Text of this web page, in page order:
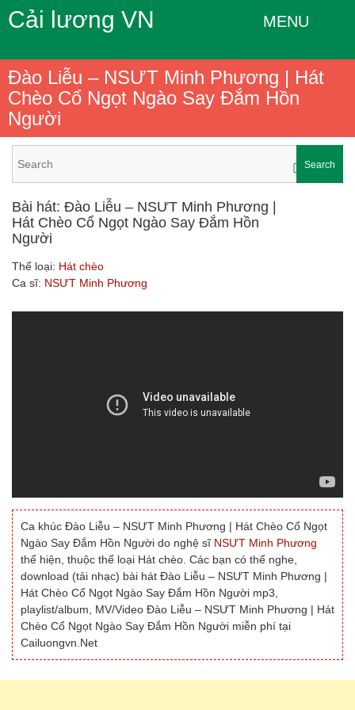
Cải lương VN MENU
Đào Liễu – NSƯT Minh Phương | Hát
Chèo Cổ Ngọt Ngào Say Đắm Hồn
Người
Search
Bài hát: Đào Liễu – NSƯT Minh Phương |
Hát Chèo Cổ Ngọt Ngào Say Đắm Hồn
Người
Thể loại: Hát chèo
Ca sĩ: NSƯT Minh Phương
Ca khúc Đào Liễu – NSƯT Minh Phương | Hát Chèo Cổ Ngọt
Ngào Say Đắm Hồn Người do nghệ sĩ NSƯT Minh Phương
thể hiện, thuộc thể loại Hát chèo. Các bạn có thể nghe,
download (tải nhạc) bài hát Đào Liễu – NSƯT Minh Phương |
Hát Chèo Cổ Ngọt Ngào Say Đắm Hồn Người mp3,
playlist/album, MV/Video Đào Liễu – NSƯT Minh Phương | Hát
Chèo Cổ Ngọt Ngào Say Đắm Hồn Người miễn phí tại
Cailuongvn.Net